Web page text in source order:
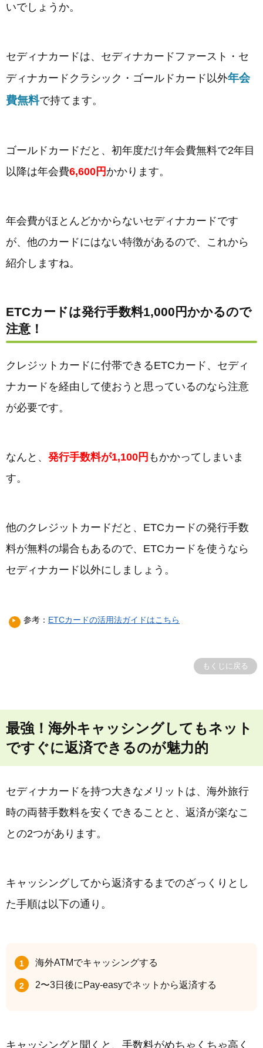
いでしょうか。
セディナカードは、セディナカードファースト・セ
ディナカードクラシック・ゴールドカード以外年会
費無料で持てます。
ゴールドカードだと、初年度だけ年会費無料で2年目
以降は年会費6,600円かかります。
年会費がほとんどかからないセディナカードです
が、他のカードにはない特徴があるので、これから
紹介しますね。
ETCカードは発行手数料1,000円かかるので
注意！
クレジットカードに付帯できるETCカード、セディ
ナカードを経由して使おうと思っているのなら注意
が必要です。
なんと、 発行手数料が1,100円 もかかってしまいま
す。
他のクレジットカードだと、ETCカードの発行手数
料が無料の場合もあるので、ETCカードを使うなら
セディナカード以外にしましょう。
参考： ETCカードの活用法ガイドはこちら
もくじに戻る
最強！海外キャッシングしてもネット
ですぐに返済できるのが魅力的
セディナカードを持つ大きなメリットは、海外旅行
時の両替手数料を安くできることと、返済が楽なこ
との2つがあります。
キャッシングしてから返済するまでのざっくりとし
た手順は以下の通り。
海外ATMでキャッシングする
2〜3日後にPay-easyでネットから返済する
キャッシングと聞くと、手数料がめちゃくちゃ高く